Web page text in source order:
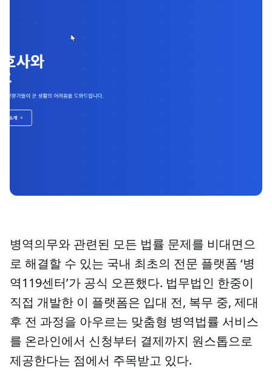
병역의무와 관련된 모든 법률 문제를 비대면으
로 해결할 수 있는 국내 최초의 전문 플랫폼 ‘병
역119센터’가 공식 오픈했다. 법무법인 한중이
직접 개발한 이 플랫폼은 입대 전, 복무 중, 제대
후 전 과정을 아우르는 맞춤형 병역법률 서비스
를 온라인에서 신청부터 결제까지 원스톱으로
제공한다는 점에서 주목받고 있다.